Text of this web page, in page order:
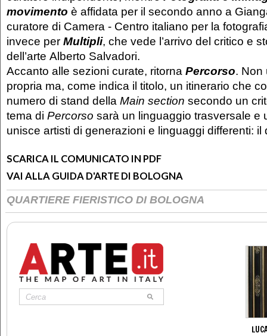
movimento è affidata per il secondo anno a
curatore di Camera - Centro italiano per la
invece per Multipli, che vede l’arrivo del critico e
dell’arte Alberto Salvadori.
Accanto alle sezioni curate, ritorna Percorso. Non
propria ma, come indica il titolo, un itinerario che
numero di stand della Main section secondo un
tema di Percorso sarà un linguaggio trasversale e
unisce artisti di generazioni e linguaggi differenti:
SCARICA IL COMUNICATO IN PDF
VAI ALLA GUIDA D'ARTE DI BOLOGNA
QUARTIERE FIERISTICO DI BOLOGNA